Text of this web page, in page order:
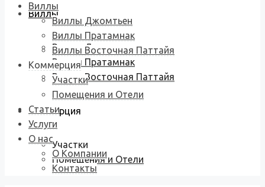
Виллы
Виллы Джомтьен
Виллы Пратамнак
Виллы Восточная Паттайя
Коммерция
Участки
Помещения и Отели
Виллы
Виллы Джомтьен
Виллы Пратамнак
Виллы Восточная Паттайя
Коммерция
Участки
Помещения и Отели
Статьи
Услуги
О нас
О Компании
Контакты